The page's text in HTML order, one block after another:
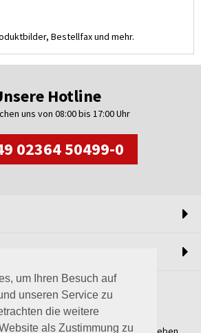
um Ihren Besuch auf
unseren Service zu
die weitere
als Zustimmung zu
Bestellfax und mehr.
Hotline
uns von 08:00 bis 17:00 Uhr
02364 50499-0